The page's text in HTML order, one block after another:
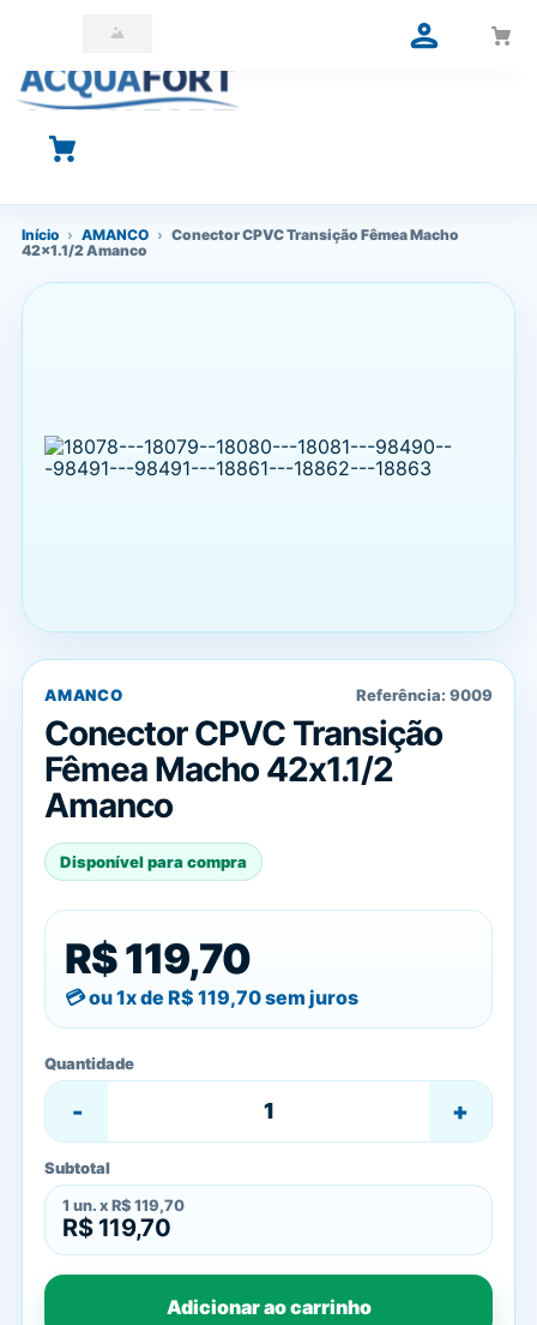
O que você está procurando?
Início › AMANCO › Conector CPVC Transição Fêmea Macho
42x1.1/2 Amanco
AMANCO Referência: 9009
Conector CPVC Transição
Fêmea Macho 42x1.1/2
Amanco
Disponível para compra
R$ 119,70
ou 1x de R$ 119,70sem juros
Quantidade
- +
Subtotal
1 un. x R$ 119,70
R$ 119,70
Adicionar ao carrinho